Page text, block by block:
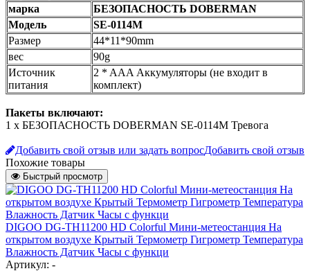
марка
БЕЗОПАСНОСТЬ DOBERMAN
Модель
SE-0114M
Размер
44*11*90mm
вес
90g
Источник
питания
2 * AAA Аккумуляторы (не входит в
комплект)
Пакеты включают:
1 x БЕЗОПАСНОСТЬ DOBERMAN SE-0114M Тревога
Добавить свой отзыв или задать вопросДобавить свой отзыв
Похожие товары
Быстрый просмотр
DIGOO DG-TH11200 HD Colorful Мини-метеостанция На
открытом воздухе Крытый Термометр Гигрометр Температура
Влажность Датчик Часы с функци
Артикул: -